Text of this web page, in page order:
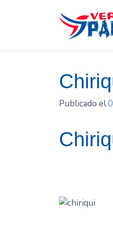
Publicado el